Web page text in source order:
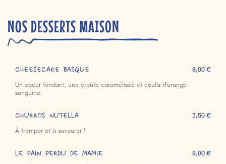
NOS DESSERTS MAISON
CHEESECAKE BASQUE
Un coeur fondant, une croûte caramélisée et coulis d'orange
sanguine.
8,00 €
CHURROS NUTELLA
À tremper et à savourer !
7,50 €
LE PAIN PERDU DE MAMIE 9,00 €